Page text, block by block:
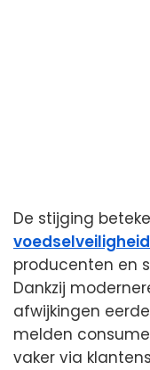
De stijging
voedselveiligheid
producenten en
Dankzij
afwijkingen
melden
vaker via